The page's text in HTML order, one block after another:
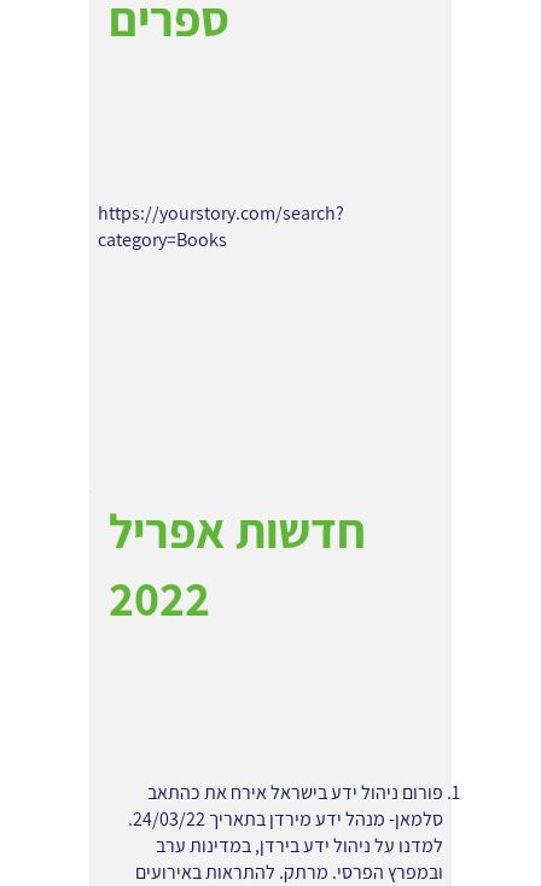
ספרים
https://yourstory.com/search?
category=Books
חדשות אפריל
2022
פורום ניהול ידע בישראל אירח את כהתאב
סלמאן- מנהל ידע מירדן בתאריך 24/03/22.
למדנו על ניהול ידע בירדן, במדינות ערב
ובמפרץ הפרסי. מרתק. להתראות באירועים